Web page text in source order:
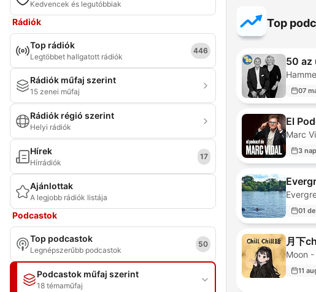
Kedvencek és legutóbbiak
Rádiók
Top rádiók
Legtöbbet hallgatott rádiók
446
Rádiók műfaj szerint
15 zenei műfaj
Rádiók régió szerint
Helyi rádiók
Hírek
Hírrádiók
17
Ajánlottak
A legjobb rádiók listája
Podcastok
Top podcastok
Legnépszerűbb podcastok
50
Podcastok műfaj szerint
18 témaműfaj
Top
50 az
07
El
Marc
3
01
月下
Moon
11